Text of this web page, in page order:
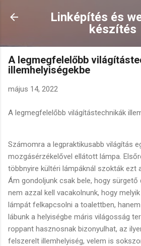
Ugrás a fő
Linképítés és
készítés
A legmegfelelőbb
illemhelyiségekbe
május 14, 2022
A legmegfelelőbb világítástechnikák
Számomra a legpraktikusabb világítás
mozgásérzékelővel ellátott lámpa.
többnyire kültéri lámpáknál szokták ezt
Ám gondoljunk csak bele, hogy sürgető
nem azzal kell vacakolnunk, hogy
lámpát felkapcsolni a toalettben,
lábunk a helyiségbe máris világosság
roppant hasznosnak bizonyulhat, az
felszerelt illemhelyiség, velem is